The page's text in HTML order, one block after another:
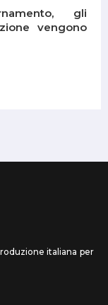
gli
vengono
italiana per